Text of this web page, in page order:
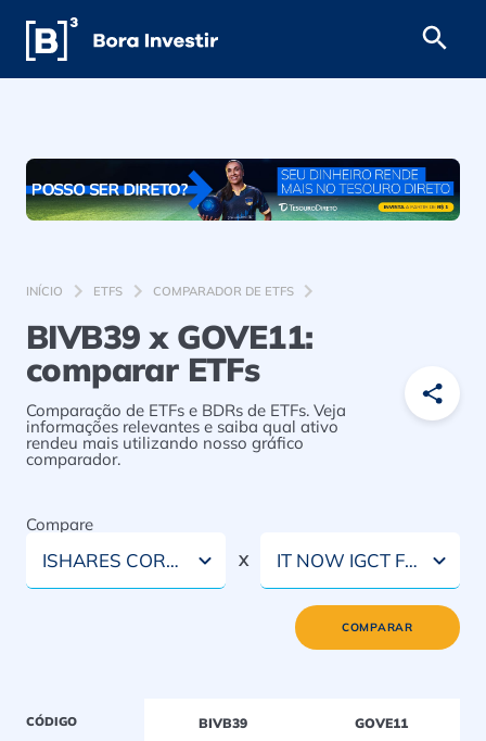
INÍCIO ETFS COMPARADOR DE ETFS
BIVB39 x GOVE11:
comparar ETFs
Comparação de ETFs e BDRs de ETFs. Veja
informações relevantes e saiba qual ativo
rendeu mais utilizando nosso gráfico
comparador.
Compare
ISHARES CORE S&P 500 ETF X IT NOW IGCT FUNDO DE ÍNDICE
COMPARAR
CÓDIGO BIVB39 GOVE11